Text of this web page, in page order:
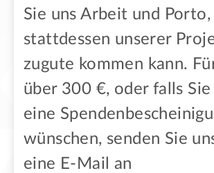
Sie uns Arbeit und
stattdessen unserer
zugute kommen kann.
über 300 €, oder falls
eine
wünschen, senden Sie
eine E-Mail an